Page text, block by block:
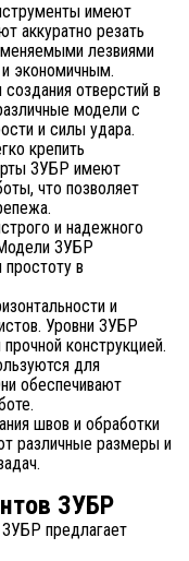
имеют
аккуратно резать
лезвиями
экономичным.
отверстий в
модели с
и силы удара.
крепить
ЗУБР имеют
что позволяет
и надежного
ЗУБР
в
и
Уровни ЗУБР
конструкцией.
для
обеспечивают
швов и обработки
различные размеры и
ЗУБР
предлагает